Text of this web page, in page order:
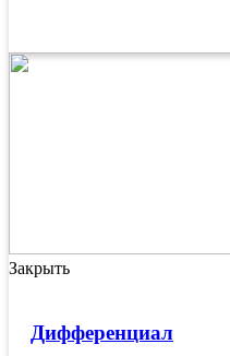
Закрыть
Дифференциал